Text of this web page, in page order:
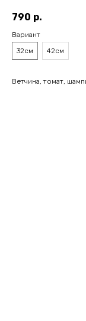
790 р.
Вариант
32см
42см
Ветчина, томат,